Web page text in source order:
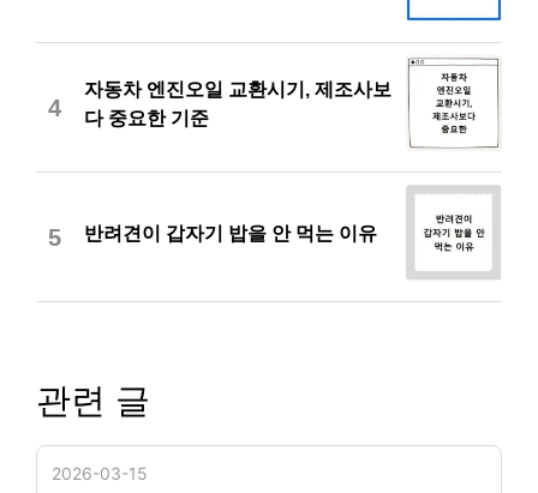
4
자동차 엔진오일 교환시기, 제조사보
다 중요한 기준
5 반려견이 갑자기 밥을 안 먹는 이유
관련 글
2026-03-15